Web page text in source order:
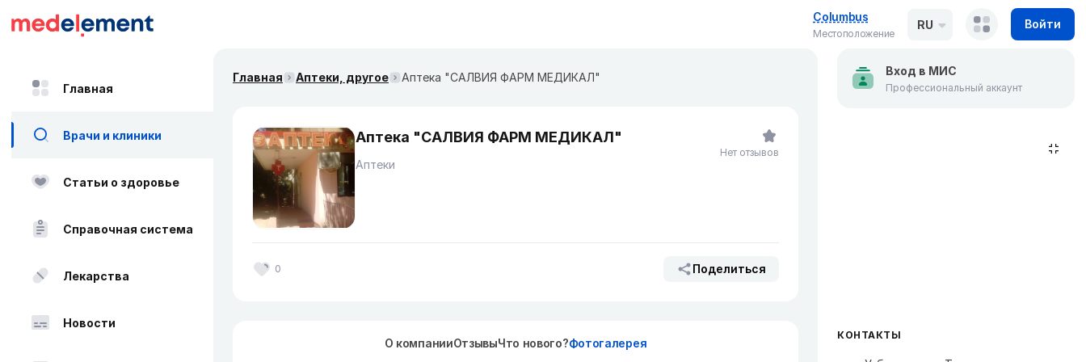
Columbus
Местоположение
RU Войти
Главная
Врачи и клиники
Статьи о здоровье
Справочная система
Лекарства
Новости
Главная Аптеки, другое Аптека "САЛВИЯ ФАРМ МЕДИКАЛ"
Аптека "САЛВИЯ ФАРМ МЕДИКАЛ"
Аптеки
0 Поделиться
Нет отзывов
О компанииОтзывыЧто нового?Фотогалерея
Вход в МИС
Профессиональный аккаунт
КОНТАКТЫ